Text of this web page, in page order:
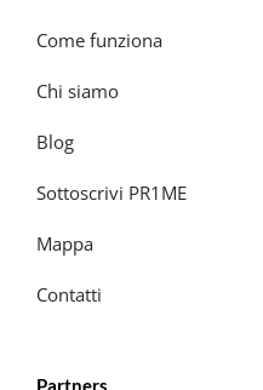
Come funziona
Chi siamo
Blog
Sottoscrivi PR1ME
Mappa
Contatti
Partners